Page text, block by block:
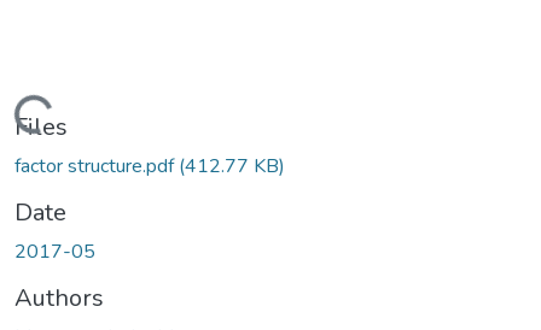
Loading...
Files
factor structure.pdf(412.77 KB)
Date
2017-05
Authors